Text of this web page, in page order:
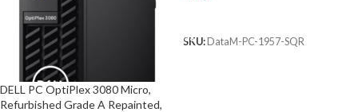
DELL PC OptiPlex 3080 Micro,
Refurbished Grade A Repainted,
SKU: DataM-PC-1957-SQR